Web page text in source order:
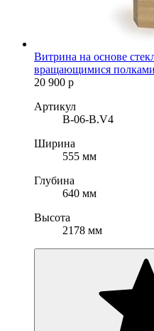
Витрина на основе
вращающимися полками
20 900 р
Артикул
B-06-B.V4
Ширина
555 мм
Глубина
640 мм
Высота
2178 мм